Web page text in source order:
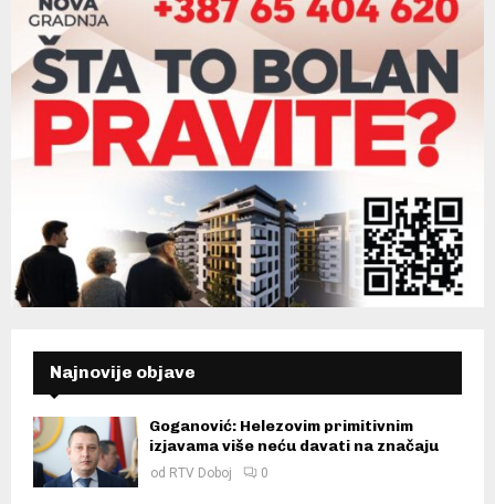
Najnovije objave
Goganović: Helezovim primitivnim
izjavama više neću davati na značaju
od RTV Doboj 0